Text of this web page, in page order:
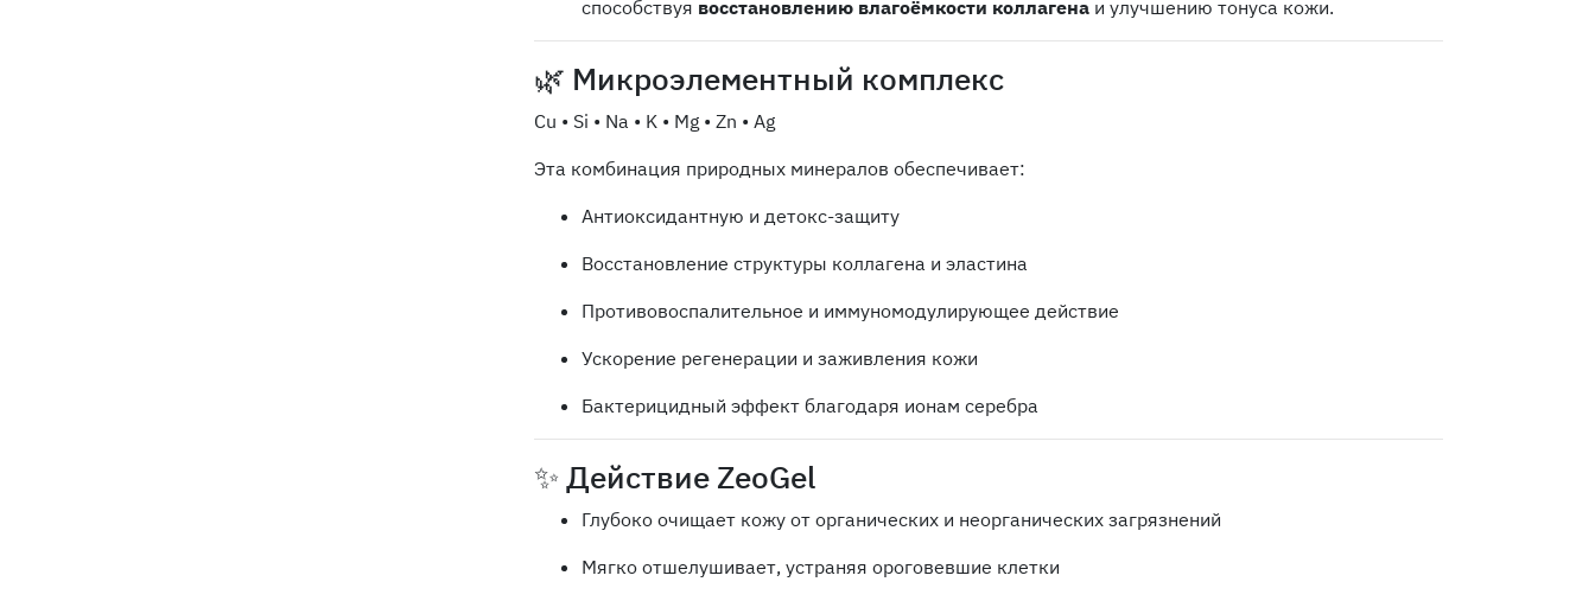
способствуя восстановлению влагоёмкости коллагена и улучшению тонуса кожи.
🌿 Микроэлементный комплекс
Cu • Si • Na • K • Mg • Zn • Ag
Эта комбинация природных минералов обеспечивает:
Антиоксидантную и детокс-защиту
Восстановление структуры коллагена и эластина
Противовоспалительное и иммуномодулирующее действие
Ускорение регенерации и заживления кожи
Бактерицидный эффект благодаря ионам серебра
✨ Действие ZeoGel
Глубоко очищает кожу от органических и неорганических загрязнений
Мягко отшелушивает, устраняя ороговевшие клетки